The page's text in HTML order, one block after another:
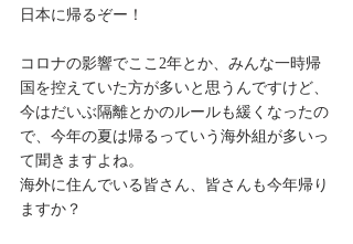
日本に帰るぞー！
コロナの影響でここ2年とか、みんな一時帰
国を控えていた方が多いと思うんですけど、
今はだいぶ隔離とかのルールも緩くなったの
で、今年の夏は帰るっていう海外組が多いっ
て聞きますよね。
海外に住んでいる皆さん、皆さんも今年帰り
ますか？